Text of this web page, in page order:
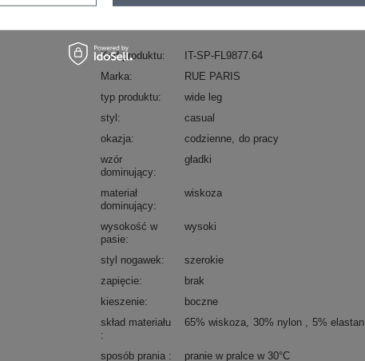
skład materiału : 65% wiskoza, 30% nylon , 5% elastan
Kod produktu
IT-SP-FL9877.64
Marka
RUE PARIS
typ produktu
wide leg
styl
casual
okazja
codzienne do pracy
wzór
dominujący
gładki
materiał
dominujący
wiskoza
wysokość w
pasie
wysoki
styl nogawek
szerokie
zapięcie
brak
kieszenie
boczne
skład materiału
65% wiskoza 30% nylon 5% elastan
sposób prania
pranie w pralce w 30°C